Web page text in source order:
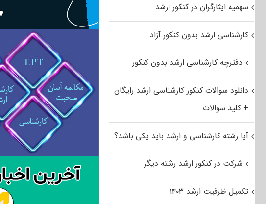
سهمیه ایثارگران در کنکور ارشد
کارشناسی ارشد بدون کنکور آزاد
دفترچه کارشناسی ارشد بدون کنکور
دانلود سوالات کنکور کارشناسی ارشد رایگان
+ کلید سوالات
آیا رشته کارشناسی و ارشد باید یکی باشد؟
شرکت در کنکور ارشد رشته دیگر
تکمیل ظرفیت ارشد ۱۴۰۳